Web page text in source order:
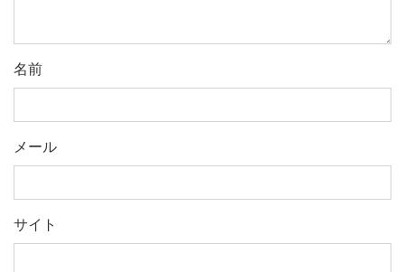
名前
メール
サイト